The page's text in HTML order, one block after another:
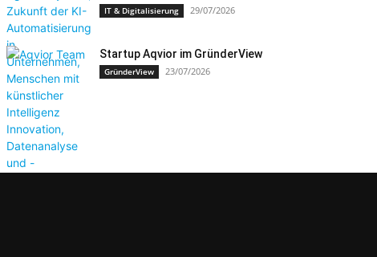
IT & Digitalisierung 29/07/2026
Startup Aqvior im GründerView
GründerView 23/07/2026